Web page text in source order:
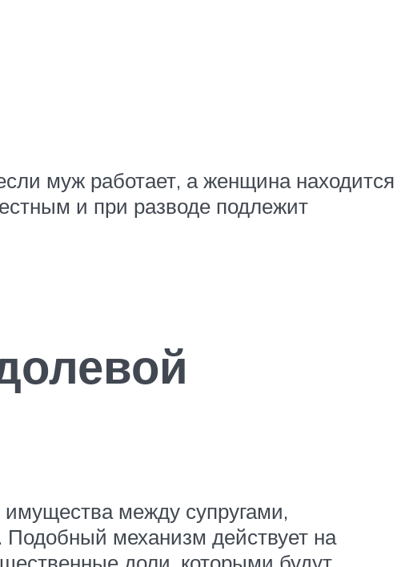
муж работает, а женщина находится
и при разводе подлежит
между супругами,
механизм действует на